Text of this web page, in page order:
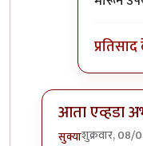
आता एव्हडा
सुक्याशुक्रवार, 08/